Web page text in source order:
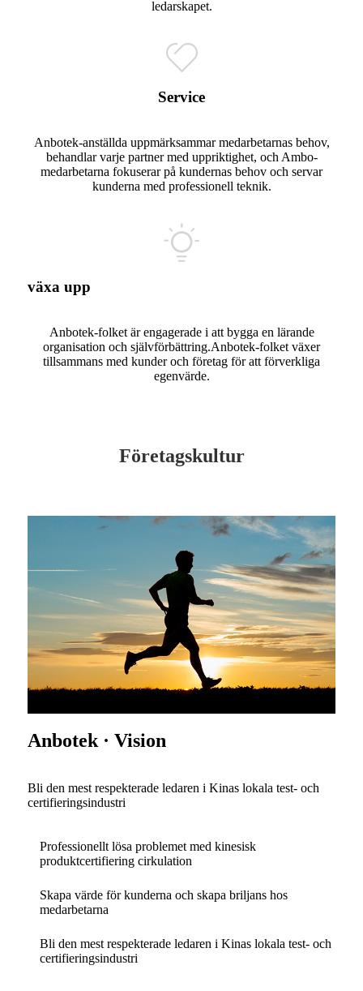
ledarskapet.
Service
Anbotek-anställda uppmärksammar medarbetarnas behov,
behandlar varje partner med uppriktighet, och Ambo-
medarbetarna fokuserar på kundernas behov och servar
kunderna med professionell teknik.
växa upp
Anbotek-folket är engagerade i att bygga en lärande
organisation och självförbättring.Anbotek-folket växer
tillsammans med kunder och företag för att förverkliga
egenvärde.
Företagskultur
Anbotek · Vision
Bli den mest respekterade ledaren i Kinas lokala test- och
certifieringsindustri
Professionellt lösa problemet med kinesisk
produktcertifiering cirkulation
Skapa värde för kunderna och skapa briljans hos
medarbetarna
Bli den mest respekterade ledaren i Kinas lokala test- och
certifieringsindustri